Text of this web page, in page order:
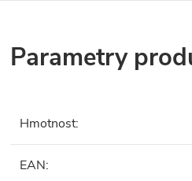
Parametry
Hmotnost:
EAN: